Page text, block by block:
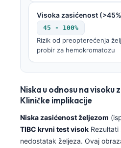
Visoka zasićenost
45 - 100%
Rizik od preopterećenja
probir za hemokromatozu
Niska u odnosu na visoku
Kliničke implikacije
Niska zasićenost željezom
TIBC krvni test visok Rezultati
nedostatak željeza. Ovaj